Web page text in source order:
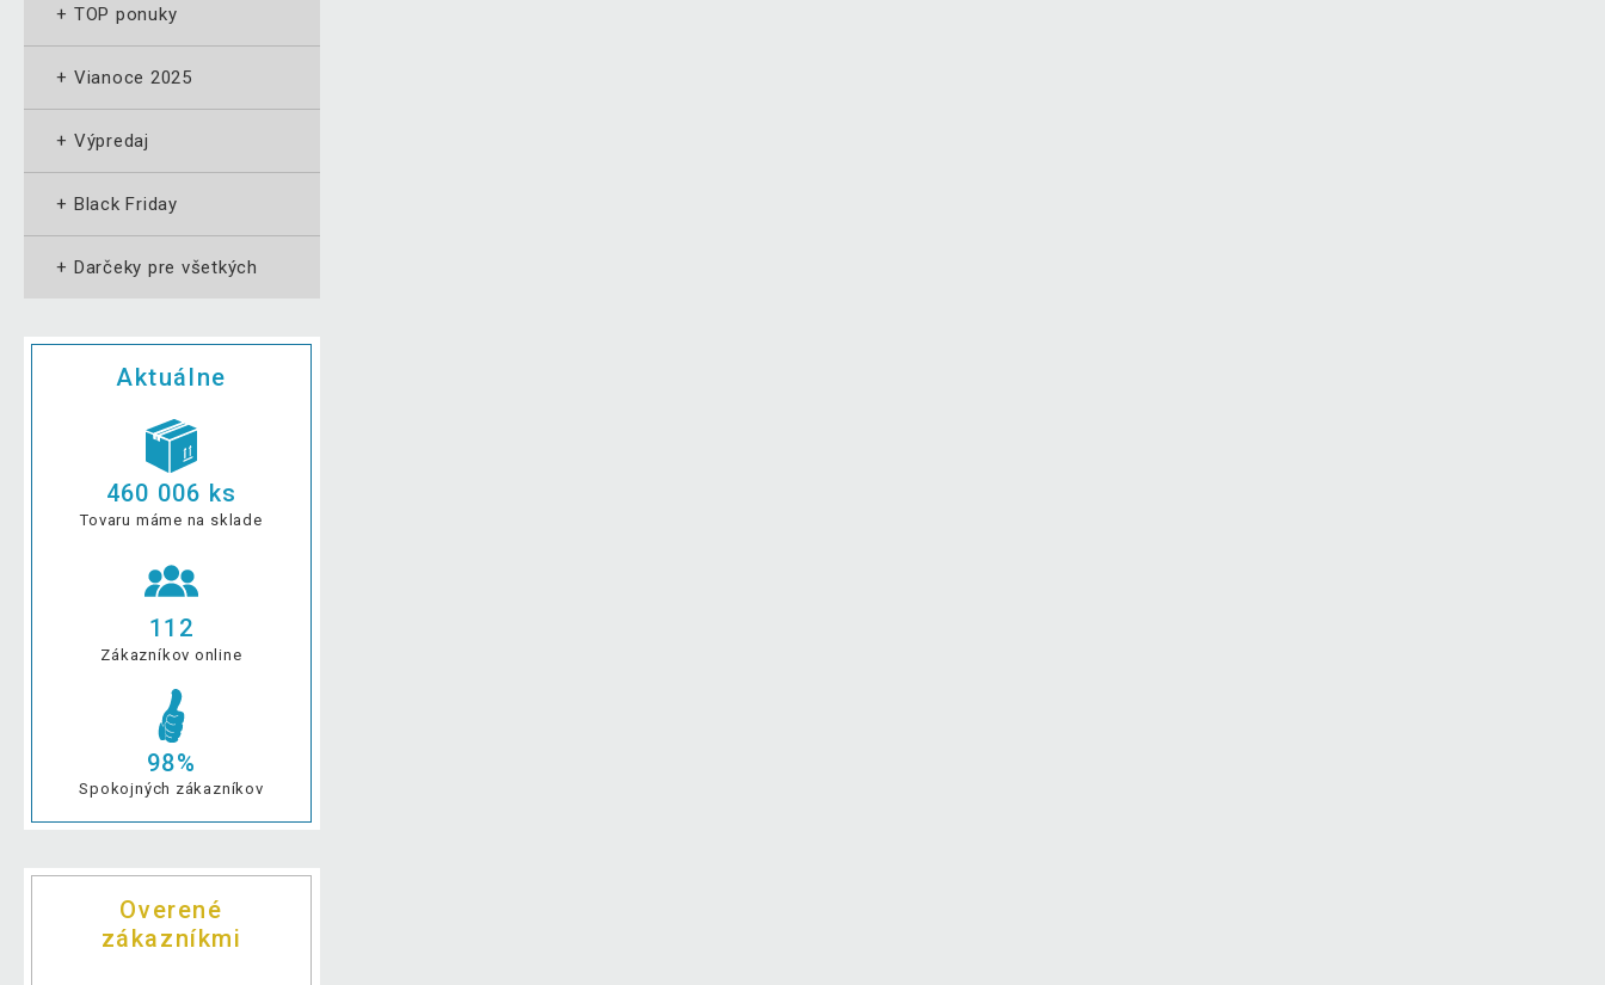
+ TOP ponuky
+ Vianoce 2025
+ Výpredaj
+ Black Friday
+ Darčeky pre všetkých
Aktuálne
460 006 ks
Tovaru máme na sklade
112
Zákazníkov online
98%
Spokojných zákazníkov
Overené
zákazníkmi